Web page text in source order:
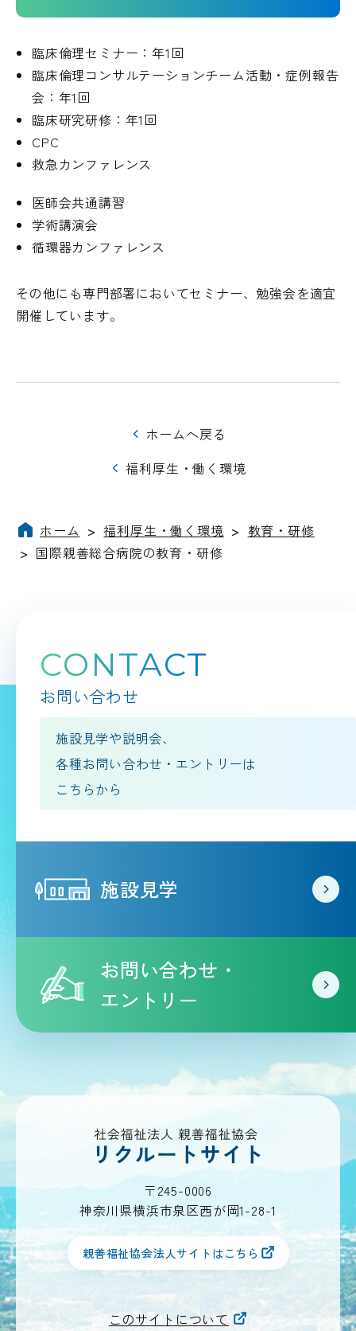
臨床倫理セミナー：年1回
臨床倫理コンサルテーションチーム活動・症例報告
会：年1回
臨床研究研修：年1回
CPC
救急カンファレンス
医師会共通講習
学術講演会
循環器カンファレンス
その他にも専門部署においてセミナー、勉強会を適宜
開催しています。
福利厚生・働く環境
ホームへ戻る
ホーム >福利厚生・働く環境 > 教育・研修
> 国際親善総合病院の教育・研修
CONTACT
お問い合わせ
施設見学や説明会、
各種お問い合わせ・エントリーは
こちらから
施設見学
お問い合わせ・
エントリー
〒245-0006
神奈川県横浜市泉区西が岡1-28-1
親善福祉協会法人サイトはこちら
このサイトについて